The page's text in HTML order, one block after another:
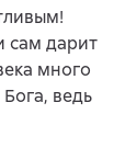
сам дарит
много
ведь